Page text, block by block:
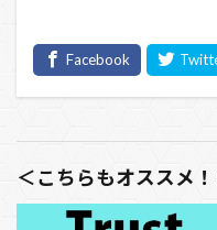
＜こちらもオススメ